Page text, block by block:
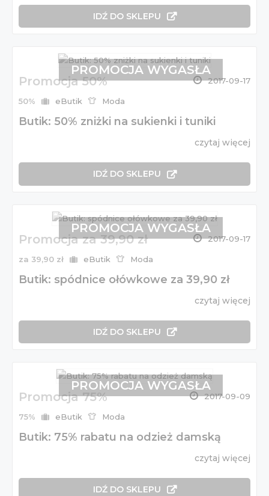
IDŹ DO SKLEPU
Promocja 50% 2017-09-17
50% eButik Moda
Butik: 50% zniżki na sukienki i tuniki
czytaj więcej
IDŹ DO SKLEPU
PROMOCJA WYGASŁA
Promocja za 39,90 zł 2017-09-17
za 39,90 zł eButik Moda
Butik: spódnice ołówkowe za 39,90 zł
czytaj więcej
IDŹ DO SKLEPU
PROMOCJA WYGASŁA
Promocja 75% 2017-09-09
75% eButik Moda
Butik: 75% rabatu na odzież damską
czytaj więcej
IDŹ DO SKLEPU
PROMOCJA WYGASŁA